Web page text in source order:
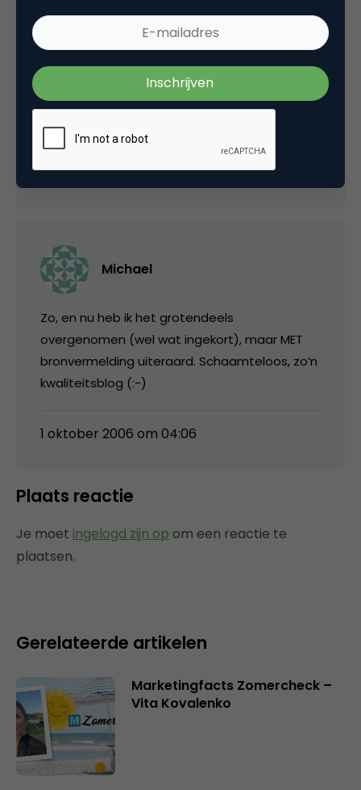
Dit is inderdaad wel heel sterk en had ik eerlijk
verwacht. Noem tenminste bron als je iets
letterlijk kopieert. ‘Humorische webisodes’,
9 september 2006 om 05:32
Michael
Zo, en nu heb ik het grotendeels
overgenomen (wel wat ingekort), maar MET
bronvermelding uiteraard. Schaamteloos, zo’n
kwaliteitsblog (:-)
1 oktober 2006 om 04:06
Plaats reactie
Je moet ingelogd zijn op om een reactie te
plaatsen.
Gerelateerde artikelen
Marketingfacts Zomercheck –
Vita Kovalenko